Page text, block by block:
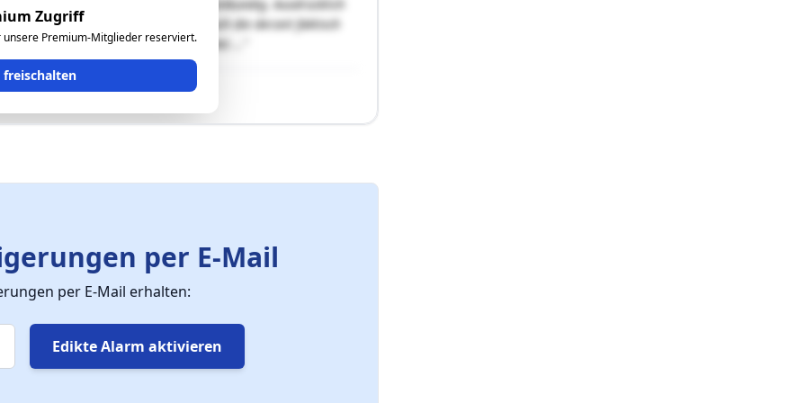
Zugriff
unsere Premium-Mitglieder reserviert.
freischalten
Lasten sind nicht aktenkundig. Ausdrücklich
Gemeindeamt hingewiesen, wonach die derzeit faktisch
laut Baubescheid als Kinderspielplatz …"
per E-Mail
per E-Mail erhalten:
Edikte Alarm aktivieren